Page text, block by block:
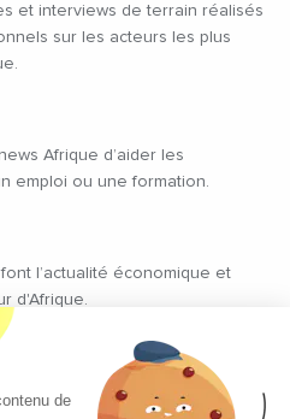
et interviews de terrain réalisés
sur les acteurs les plus
Afrique d’aider les
emploi ou une formation.
l’actualité économique et
d'Afrique.